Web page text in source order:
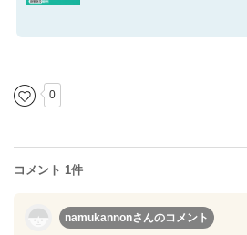
0
コメント 1件
namukannonさんのコメント